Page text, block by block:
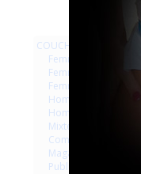
COUCHES
Femmes
Femmes séries et
Femmes vintage
Hommes séries et
Hommes
Mixte
Commercial
Magazines Livres
Publicités